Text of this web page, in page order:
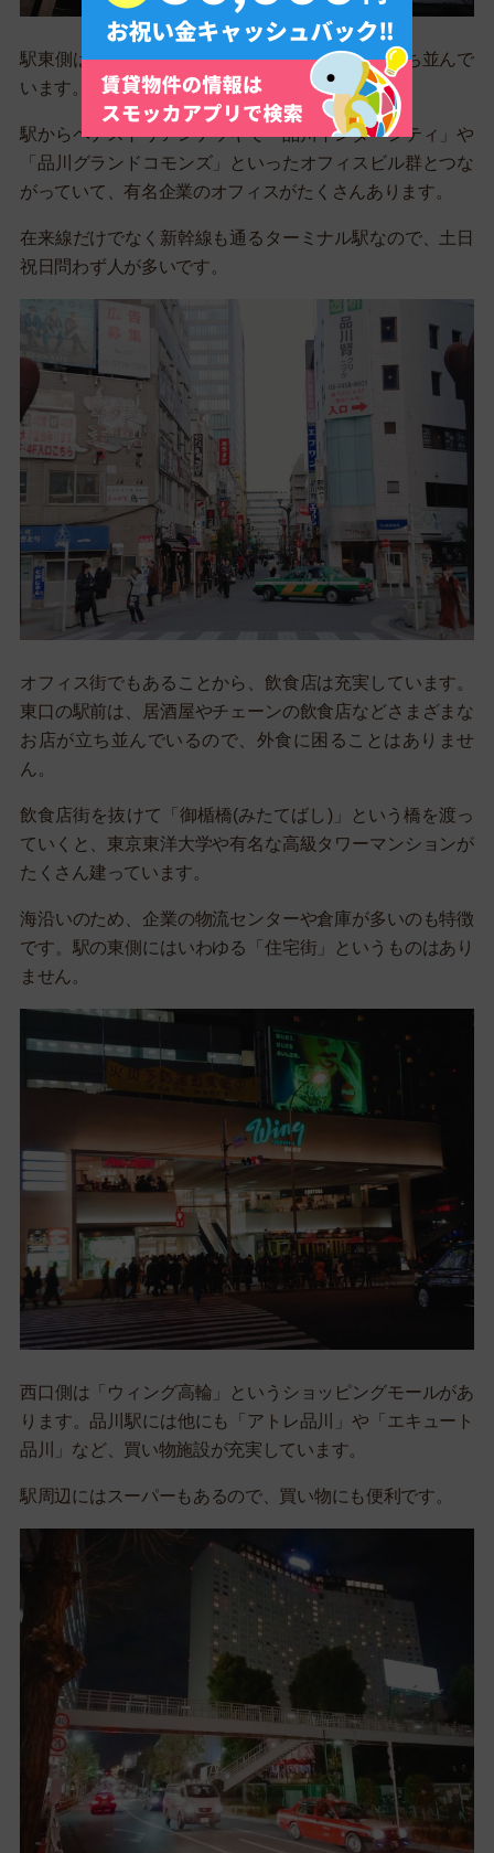
駅東側は、高層ビルやタワーマンションが多く立ち並んで
います。
駅からペデストリアンデッキで「品川インターシティ」や
「品川グランドコモンズ」といったオフィスビル群とつな
がっていて、有名企業のオフィスがたくさんあります。
在来線だけでなく新幹線も通るターミナル駅なので、土日
祝日問わず人が多いです。
オフィス街でもあることから、飲食店は充実しています。
東口の駅前は、居酒屋やチェーンの飲食店などさまざまな
お店が立ち並んでいるので、外食に困ることはありませ
ん。
飲食店街を抜けて「御楯橋(みたてばし)」という橋を渡っ
ていくと、東京東洋大学や有名な高級タワーマンションが
たくさん建っています。
海沿いのため、企業の物流センターや倉庫が多いのも特徴
です。駅の東側にはいわゆる「住宅街」というものはあり
ません。
西口側は「ウィング高輪」というショッピングモールがあ
ります。品川駅には他にも「アトレ品川」や「エキュート
品川」など、買い物施設が充実しています。
駅周辺にはスーパーもあるので、買い物にも便利です。